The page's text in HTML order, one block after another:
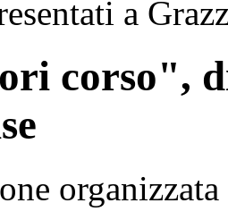
a
corso",